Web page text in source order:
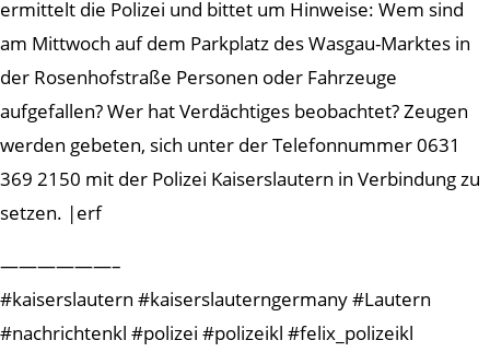
ermittelt die Polizei und bittet um Hinweise: Wem sind
am Mittwoch auf dem Parkplatz des Wasgau-Marktes in
der Rosenhofstraße Personen oder Fahrzeuge
aufgefallen? Wer hat Verdächtiges beobachtet? Zeugen
werden gebeten, sich unter der Telefonnummer 0631
369 2150 mit der Polizei Kaiserslautern in Verbindung zu
setzen. |erf
——————–
#kaiserslautern #kaiserslauterngermany #Lautern
#nachrichtenkl #polizei #polizeikl #felix_polizeikl